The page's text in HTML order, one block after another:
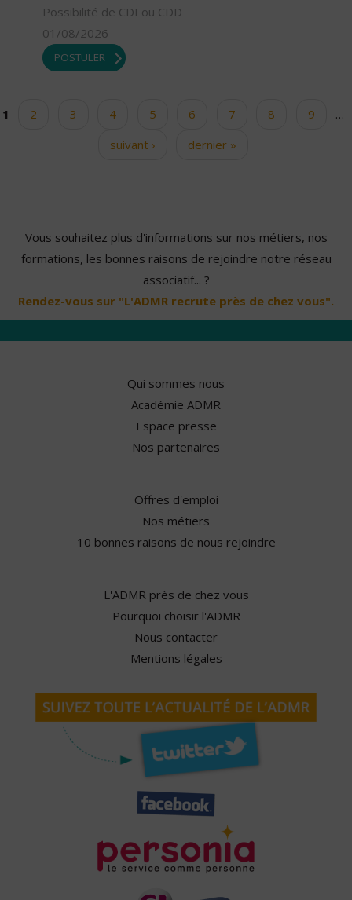
Possibilité de CDI ou CDD
01/08/2026
POSTULER
Pages
1 2 3 4 5 6 7 8 9
…
suivant ›
dernier »
Vous souhaitez plus d'informations sur nos métiers, nos
formations, les bonnes raisons de rejoindre notre réseau
associatif... ?
Rendez-vous sur "L'ADMR recrute près de chez vous".
Qui sommes nous
Académie ADMR
Espace presse
Nos partenaires
Offres d'emploi
Nos métiers
10 bonnes raisons de nous rejoindre
L'ADMR près de chez vous
Pourquoi choisir l'ADMR
Nous contacter
Mentions légales